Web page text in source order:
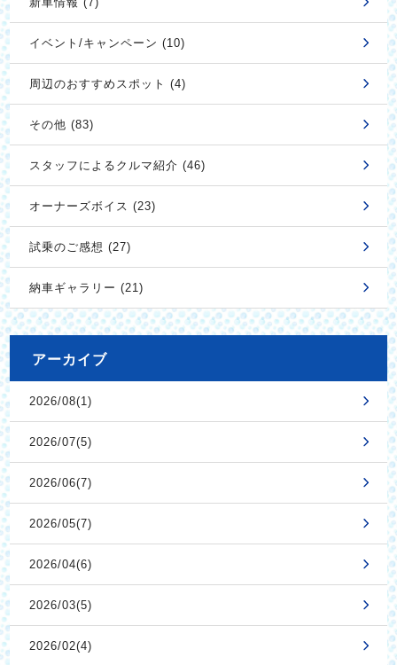
イベント/キャンペーン (10)
周辺のおすすめスポット (4)
その他 (83)
スタッフによるクルマ紹介 (46)
オーナーズボイス (23)
試乗のご感想 (27)
納車ギャラリー (21)
アーカイブ
2026/08(1)
2026/07(5)
2026/06(7)
2026/05(7)
2026/04(6)
2026/03(5)
2026/02(4)